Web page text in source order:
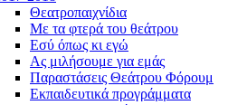
Θεατροπαιχνίδια
Με τα φτερά του θεάτρου
Εσύ όπως κι εγώ
Ας μιλήσουμε για εμάς
Παραστάσεις Θεάτρου Φόρουμ
Εκπαιδευτικά προγράμματα